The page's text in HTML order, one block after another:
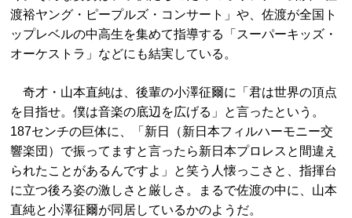
渡裕ヤング・ピープルズ・コンサート」や、佐渡が全国ト
ップレベルの中高生を集めて指導する「スーパーキッズ・
オーケストラ」などにも結実している。
奇才・山本直純は、後輩の小澤征爾に「君は世界の頂点
を目指せ。僕は音楽の底辺を広げる」と言ったという。
187センチの巨体に、「新日（新日本フィルハーモニー交
響楽団）で振ってますと言ったら新日本プロレスと間違え
られたことがあるんですよ」と笑う人懐っこさと、指揮台
に立つ後ろ姿の激しさと厳しさ。まるで佐渡の中に、山本
直純と小澤征爾が同居しているかのようだ。